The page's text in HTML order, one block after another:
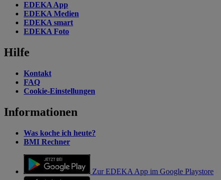
EDEKA App
EDEKA Medien
EDEKA smart
EDEKA Foto
Hilfe
Kontakt
FAQ
Cookie-Einstellungen
Informationen
Was koche ich heute?
BMI Rechner
Zur EDEKA App im Google Playstore